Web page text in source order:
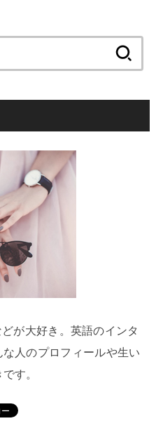
:
が大好き。英語のインタ
人のプロフィールや生い
す。